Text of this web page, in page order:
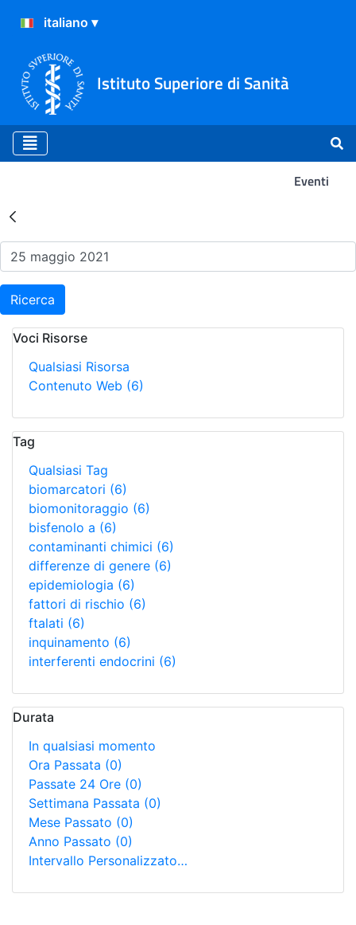
Istituto Superiore di Sanità
Eventi
Risultati della Ricerca -
Ricerca
Voci Risorse
Qualsiasi Risorsa
Contenuto Web (6)
Tag
Qualsiasi Tag
biomarcatori (6)
biomonitoraggio (6)
bisfenolo a (6)
contaminanti chimici (6)
differenze di genere (6)
epidemiologia (6)
fattori di rischio (6)
ftalati (6)
inquinamento (6)
interferenti endocrini (6)
Durata
In qualsiasi momento
Ora Passata (0)
Passate 24 Ore (0)
Settimana Passata (0)
Mese Passato (0)
Anno Passato (0)
Intervallo Personalizzato…